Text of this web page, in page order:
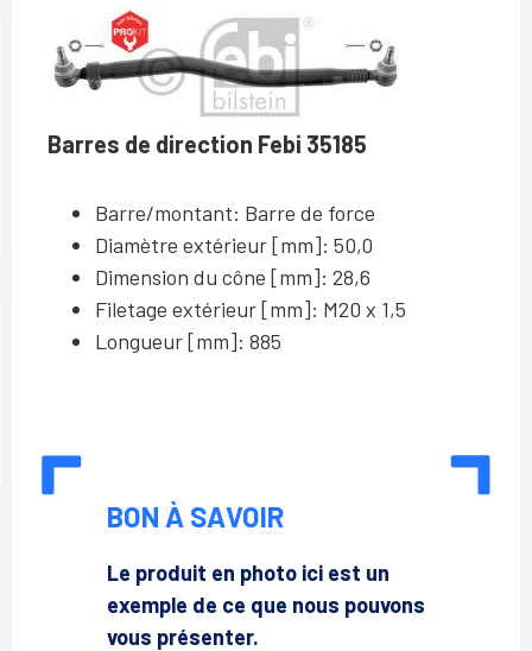
Barres de direction Febi 35185
Barre/montant: Barre de force
Diamètre extérieur [mm]: 50,0
Dimension du cône [mm]: 28,6
Filetage extérieur [mm]: M20 x 1,5
Longueur [mm]: 885
BON À SAVOIR
Le produit en photo ici est un
exemple de ce que nous pouvons
vous présenter.